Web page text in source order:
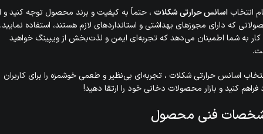
انتخاب اسانس حرارتی شکلات ، حتماً به کیفیت و برند محصول توجه کنید و
که دارای مجوزهای بهداشتی و استانداردهای لازم هستند، استفاده نمایید.
کار به شما اطمینان می‌دهد که تجربه‌ای ایمن و لذت‌بخش از ویپینگ خواهید
اسانس حرارتی شکلات ، تجربه‌ای بی‌نظیر و طعمی خوشمزه را برای کاربران
کنید و بازار محصولات دخانی خود را ارتقا دهید!
فنی محصول